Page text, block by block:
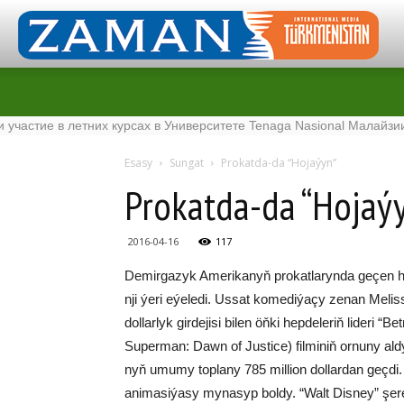
в летних курсах в Университете Tenaga Nasional Малайзии ·
Esasy Sungat Prokatda-da “Hojaýyn”
Prokatda-da
2016-04-16 117
De­mir­ga­zyk Ame­ri­ka­nyň pro­kat­la­ryn­da ge­çen
nji ýe­ri eýe­le­di. Us­sat ko­me­di­ýa­çy ze­nan
dol­lar­lyk gir­de­ji­si bi­len öň­ki hep­de­le­riň li­de­ri
Su­per­man: Dawn of Jus­tice) fil­mi­niň or­nu­ny
nyň umu­my top­la­ny 785 mil­li­on dol­lar­dan
ani­ma­si­ýa­sy my­na­syp bol­dy. “Walt Dis­ney”